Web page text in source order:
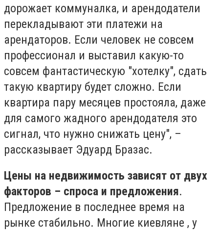
дорожает коммуналка, и арендодатели
перекладывают эти платежи на
арендаторов. Если человек не совсем
профессионал и выставил какую-то
совсем фантастическую "хотелку", сдать
такую квартиру будет сложно. Если
квартира пару месяцев простояла, даже
для самого жадного арендодателя это
сигнал, что нужно снижать цену", –
рассказывает Эдуард Бразас.
Цены на недвижимость зависят от двух
факторов – спроса и предложения.
Предложение в последнее время на
рынке стабильно. Многие киевляне , у